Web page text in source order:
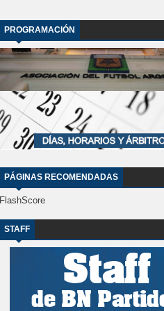
PROGRAMACIÓN
PÁGINAS RECOMENDADAS
FlashScore
STAFF